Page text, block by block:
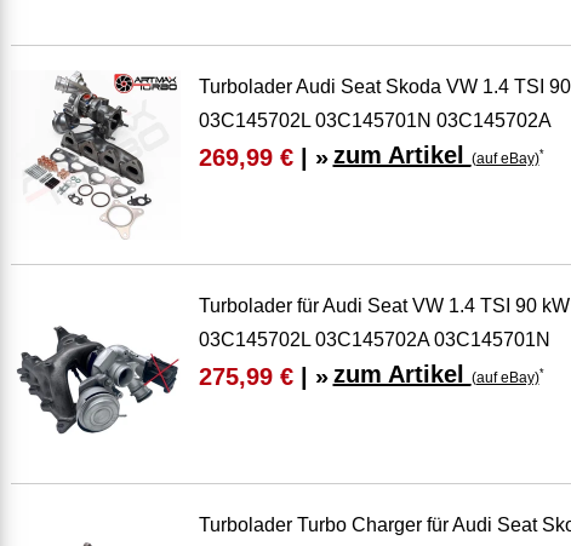
Turbolader Audi Seat Skoda VW 1.4 TSI
03C145702L 03C145701N 03C145702A
269,99 €| » zum Artikel (auf eBay)*
Turbolader für Audi Seat VW 1.4 TSI 90
03C145702L 03C145702A 03C145701N
275,99 €| » zum Artikel (auf eBay)*
Turbolader Turbo Charger für Audi Seat